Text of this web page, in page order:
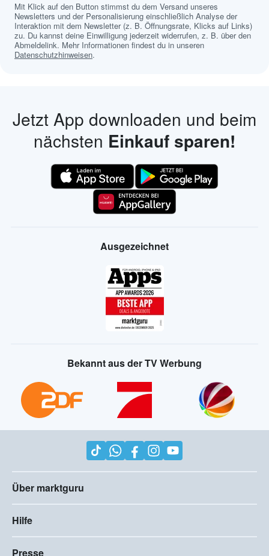
Mit Klick auf den Button stimmst du dem Versand unseres
Newsletters und der Personalisierung einschließlich Analyse der
Interaktion mit dem Newsletter (z. B. Öffnungsrate, Klicks auf Links)
zu. Du kannst deine Einwilligung jederzeit widerrufen, z. B. über den
Abmeldelink. Mehr Informationen findest du in unseren
Datenschutzhinweisen.
Jetzt App downloaden und beim
nächsten Einkauf sparen!
Ausgezeichnet
Bekannt aus der TV Werbung
Über marktguru
Hilfe
Presse